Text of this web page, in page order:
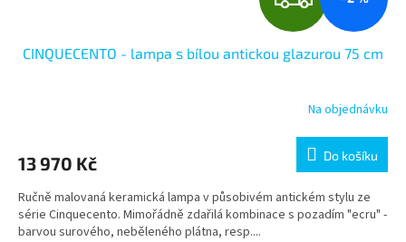
D
A
R
M
A
CINQUECENTO - lampa s bílou antickou glazurou 75 cm
Na objednávku
13 970 Kč Do košíku
Ručně malovaná keramická lampa v působivém antickém stylu ze
série Cinquecento. Mimořádně zdařilá kombinace s pozadím "ecru" -
barvou surového, neběleného plátna, resp....